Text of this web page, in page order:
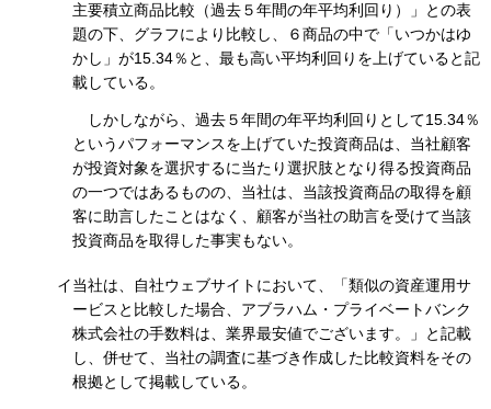
主要積立商品比較（過去５年間の年平均利回り）」との表
題の下、グラフにより比較し、６商品の中で「いつかはゆ
かし」が15.34％と、最も高い平均利回りを上げていると記
載している。
しかしながら、過去５年間の年平均利回りとして15.34％
というパフォーマンスを上げていた投資商品は、当社顧客
が投資対象を選択するに当たり選択肢となり得る投資商品
の一つではあるものの、当社は、当該投資商品の取得を顧
客に助言したことはなく、顧客が当社の助言を受けて当該
投資商品を取得した事実もない。
イ当社は、自社ウェブサイトにおいて、「類似の資産運用サ
ービスと比較した場合、アブラハム・プライベートバンク
株式会社の手数料は、業界最安値でございます。」と記載
し、併せて、当社の調査に基づき作成した比較資料をその
根拠として掲載している。